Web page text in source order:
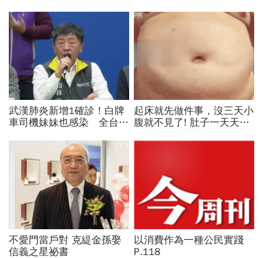
武漢肺炎新增1確診！白牌
車司機妹妹也感染 全台累
起床就先做件事，沒三天小
腹就不見了! 肚子一天天變
PR
不愛門當戶對 克緹金孫娶
信義之星祕書
以消費作為一種公民實踐
P.118